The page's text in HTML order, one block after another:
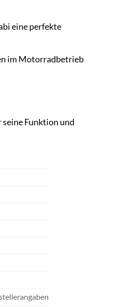
eine perfekte
im Motorradbetrieb
seine Funktion und